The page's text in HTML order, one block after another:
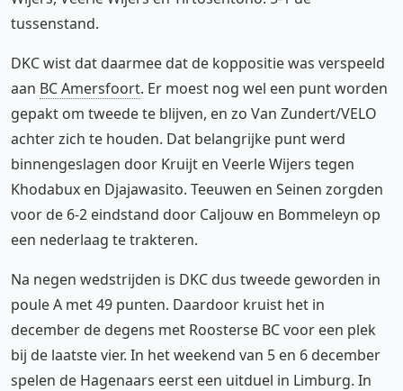
tussenstand.
DKC wist dat daarmee dat de koppositie was verspeeld
aan BC Amersfoort. Er moest nog wel een punt worden
gepakt om tweede te blijven, en zo Van Zundert/VELO
achter zich te houden. Dat belangrijke punt werd
binnengeslagen door Kruijt en Veerle Wijers tegen
Khodabux en Djajawasito. Teeuwen en Seinen zorgden
voor de 6-2 eindstand door Caljouw en Bommeleyn op
een nederlaag te trakteren.
Na negen wedstrijden is DKC dus tweede geworden in
poule A met 49 punten. Daardoor kruist het in
december de degens met Roosterse BC voor een plek
bij de laatste vier. In het weekend van 5 en 6 december
spelen de Hagenaars eerst een uitduel in Limburg. In